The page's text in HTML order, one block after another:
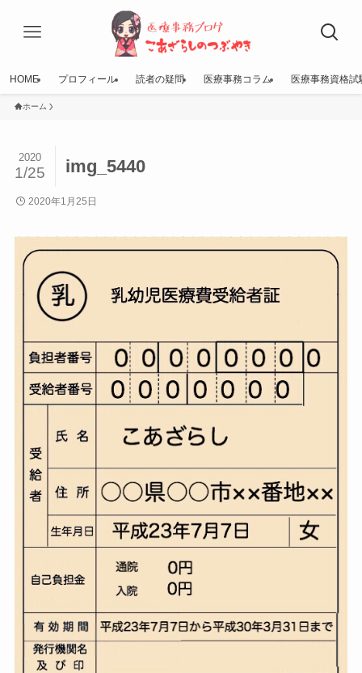
HOME プロフィール 読者の疑問 医療事務コラム 医療事務資格試
ホーム
img_5440
2020
1/25
2020年1月25日